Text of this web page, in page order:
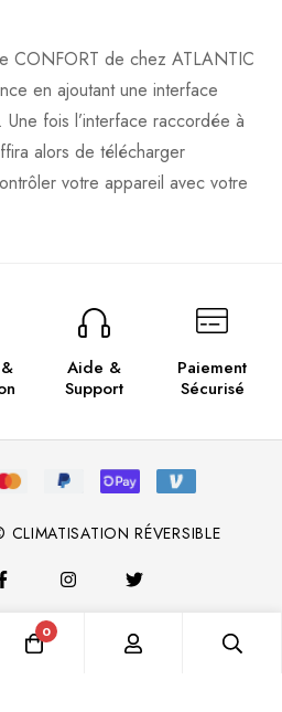
CONFORT de chez ATLANTIC
en ajoutant une interface
fois l’interface raccordée à
alors de télécharger
votre appareil avec votre
Aide &
Support
Paiement
Sécurisé
RÉVERSIBLE
0